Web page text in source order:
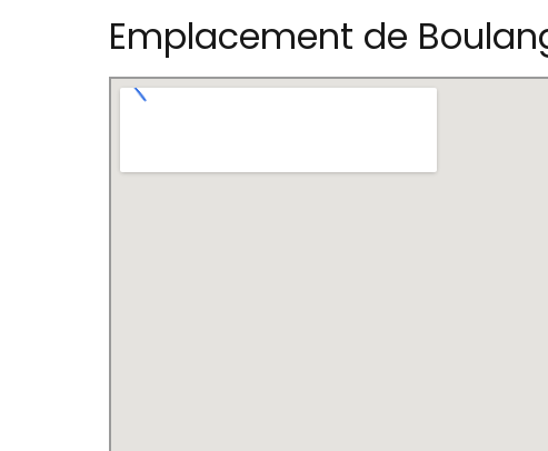
Emplacement de